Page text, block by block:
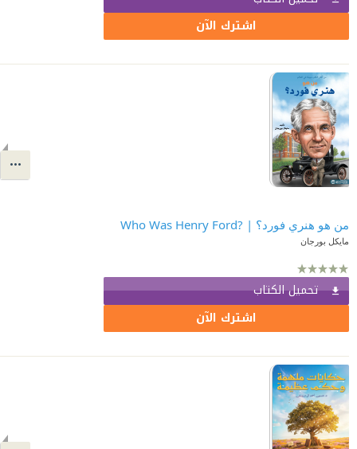
اشترك الآن
من هو هنري فورد؟ | ?Who Was Henry Ford
تحميل الكتاب
اشترك الآن